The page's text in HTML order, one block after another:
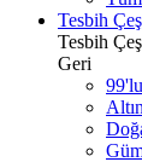
Tesbih
Tesbih
Geri